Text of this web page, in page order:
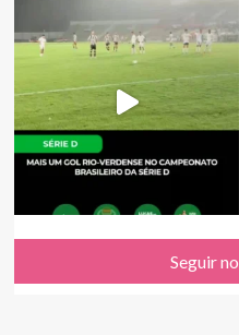
Seguir